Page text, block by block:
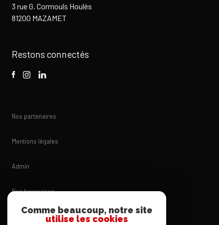
3 rue G. Cormouls Houlès
81200 MAZAMET
Restons connectés
Nos partenaires
Mentions légales
Admin
Nos honoraires
Politique RGPD
Comme beaucoup, notre site
utilise les cookies